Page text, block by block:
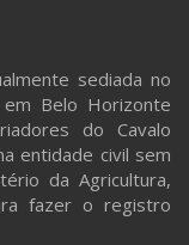
sediada no
Belo Horizonte
do Cavalo
entidade civil sem
da Agricultura,
fazer o registro